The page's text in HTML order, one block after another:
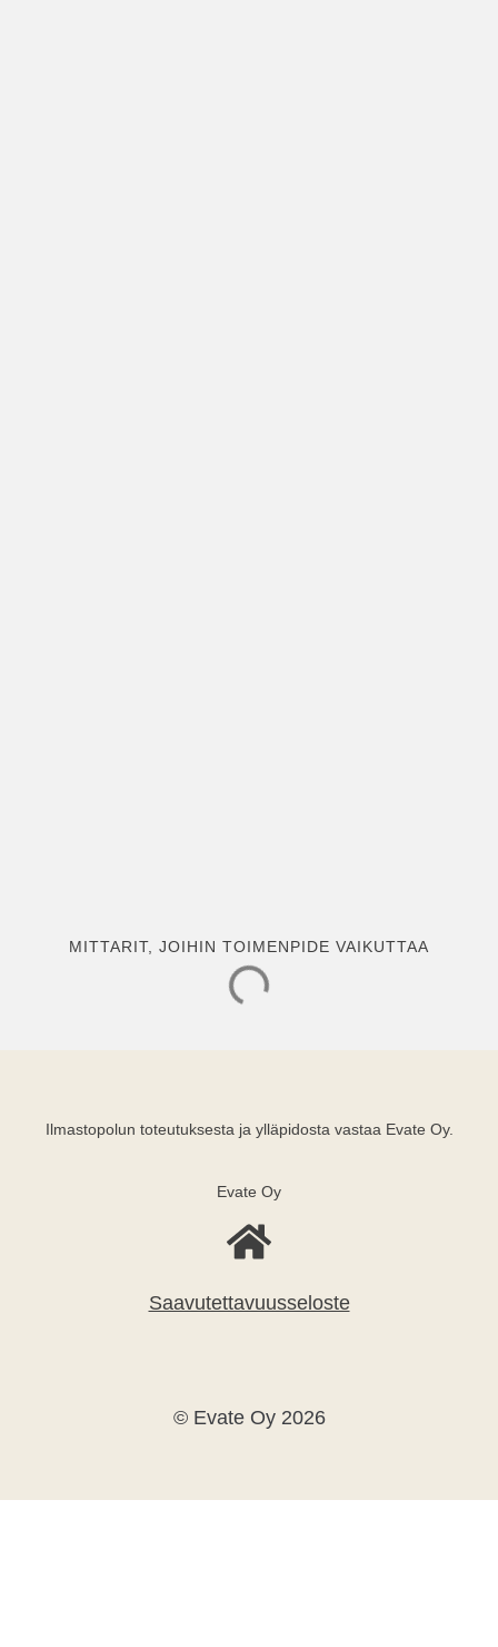
MITTARIT, JOIHIN TOIMENPIDE VAIKUTTAA
Ilmastopolun toteutuksesta ja ylläpidosta vastaa Evate Oy.
Evate Oy
Saavutettavuusseloste
© Evate Oy 2026